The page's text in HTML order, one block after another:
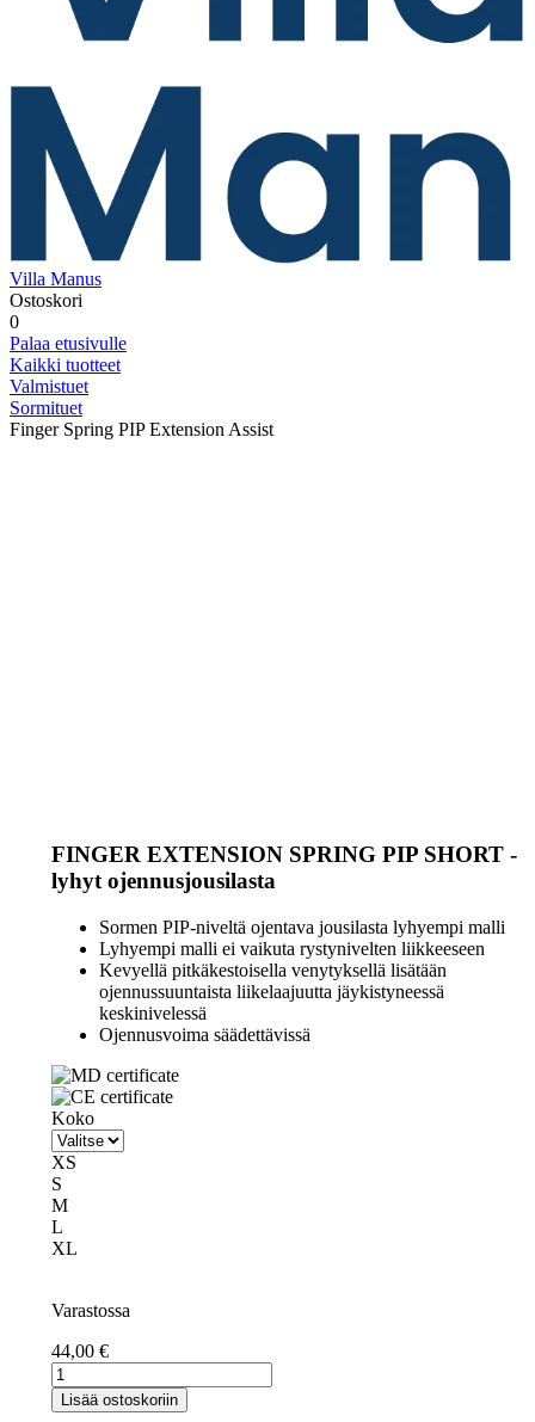
Villa Manus
Ostoskori
0
Palaa etusivulle
Kaikki tuotteet
Valmistuet
Sormituet
Finger Spring PIP Extension Assist
FINGER EXTENSION SPRING PIP SHORT -
lyhyt ojennusjousilasta
Sormen PIP-niveltä ojentava jousilasta lyhyempi malli
Lyhyempi malli ei vaikuta rystynivelten liikkeeseen
Kevyellä pitkäkestoisella venytyksellä lisätään
ojennussuuntaista liikelaajuutta jäykistyneessä
keskinivelessä
Ojennusvoima säädettävissä
Koko
XS
S
M
L
XL
Varastossa
44,00 €
Finger
Spring
PIP
Lisää ostoskoriin